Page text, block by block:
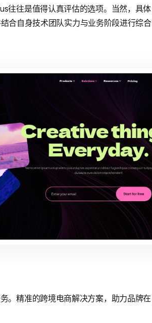
往往是值得认真评估的选项。当然，具体
合自身技术团队实力与业务阶段进行综合
。精准的跨境电商解决方案，助力品牌在